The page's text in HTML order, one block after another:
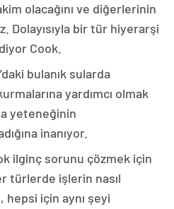
olacağını ve diğerlerinin
Dolayısıyla bir tür hiyerarşi
Cook.
bulanık sularda
yardımcı olmak
yeteneğinin
inanıyor.
ilginç sorunu çözmek için
türlerde işlerin nasıl
için aynı şeyi